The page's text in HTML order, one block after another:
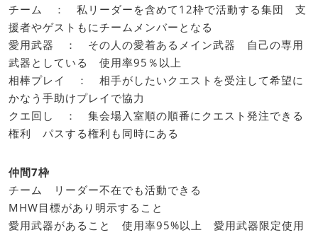
チーム ： 私リーダーを含めて12枠で活動する集団 支
援者やゲストもにチームメンバーとなる
愛用武器 ： その人の愛着あるメイン武器 自己の専用
武器としている 使用率95％以上
相棒プレイ ： 相手がしたいクエストを受注して希望に
かなう手助けプレイで協力
クエ回し ： 集会場入室順の順番にクエスト発注できる
権利 パスする権利も同時にある
仲間7枠
チーム リーダー不在でも活動できる
MHW目標があり明示すること
愛用武器があること 使用率95%以上 愛用武器限定使用